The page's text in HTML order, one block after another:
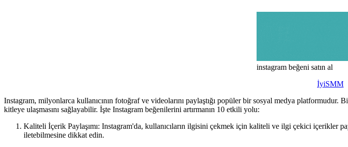
instagram beğeni satın al
İyiSMM
Instagram, milyonlarca kullanıcının fotoğraf ve videolarını paylaştığı popüler bir sosyal medya
kitleye ulaşmasını sağlayabilir. İşte Instagram beğenilerini artırmanın 10 etkili yolu:
Kaliteli İçerik Paylaşımı: Instagram'da, kullanıcıların ilgisini çekmek için kaliteli ve ilgi çekici içerikler
iletebilmesine dikkat edin.